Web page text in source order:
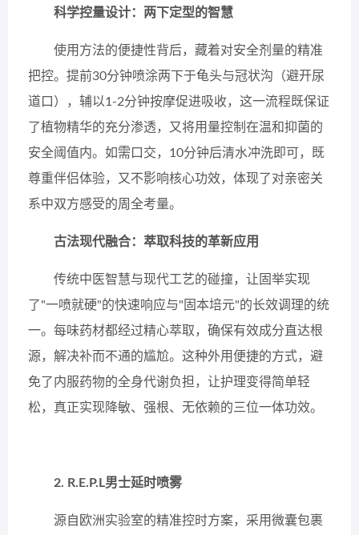
科学控量设计：两下定型的智慧
使用方法的便捷性背后，藏着对安全剂量的精准
把控。提前30分钟喷涂两下于龟头与冠状沟（避开尿
道口），辅以1-2分钟按摩促进吸收，这一流程既保证
了植物精华的充分渗透，又将用量控制在温和抑菌的
安全阈值内。如需口交，10分钟后清水冲洗即可，既
尊重伴侣体验，又不影响核心功效，体现了对亲密关
系中双方感受的周全考量。
古法现代融合：萃取科技的革新应用
传统中医智慧与现代工艺的碰撞，让固举实现
了"一喷就硬"的快速响应与"固本培元"的长效调理的统
一。每味药材都经过精心萃取，确保有效成分直达根
源，解决补而不通的尴尬。这种外用便捷的方式，避
免了内服药物的全身代谢负担，让护理变得简单轻
松，真正实现降敏、强根、无依赖的三位一体功效。
2. R.E.P.L男士延时喷雾
源自欧洲实验室的精准控时方案，采用微囊包裹